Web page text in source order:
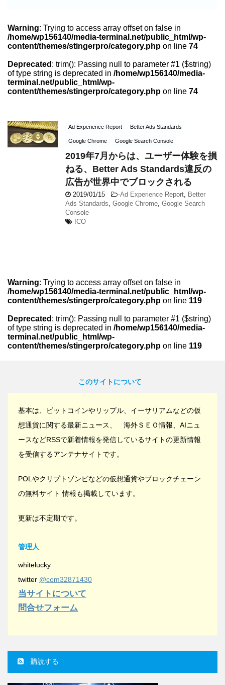
Warning: Trying to access array offset on false in
/home/wp156140/media-terminal.net/public_html/wp-
content/themes/stingerpro/category.php on line 74
Deprecated : trim(): Passing null to parameter #1 ($string)
of type string is deprecated in /home/wp156140/media-
terminal.net/public_html/wp-
content/themes/stingerpro/category.php on line 74
Ad Experience Report Better Ads Standards
Google Chrome Google Search Console
2019年7月からは、ユーザー体験を損
ねる、Better Ads Standards違反の
広告が世界中でブロックされる
2019/01/15 -Ad Experience Report Better
Ads Standards Google Chrome Google Search
Console
ICO
Warning: Trying to access array offset on false in
/home/wp156140/media-terminal.net/public_html/wp-
content/themes/stingerpro/category.php on line 119
Deprecated : trim(): Passing null to parameter #1 ($string)
of type string is deprecated in /home/wp156140/media-
terminal.net/public_html/wp-
content/themes/stingerpro/category.php on line 119
このサイトについて
基本は、ビットコインやリップル、イーサリアムなどの仮
想通貨に関する最新ニュース、 海外ＳＥＯ情報、AIニュ
ースなどRSSで新着情報を発信しているサイトの更新情報
を受信するアンテナサイトです。
POLやクリプトゾンビなどの仮想通貨やブロックチェーン
の無料サイト 情報も掲載しています。
更新は不定期です。
管理人
whitelucky
twitter @com32871430
当サイトについて
問合せフォーム
購読する